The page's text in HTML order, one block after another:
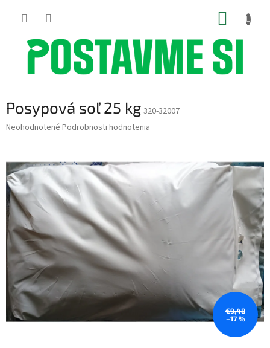
Posypová soľ 25 kg 320-32007
Priemerné
je
0,0
z
5
hviezdičiek.
Neohodnotené Podrobnosti hodnotenia
€9,48
–17 %